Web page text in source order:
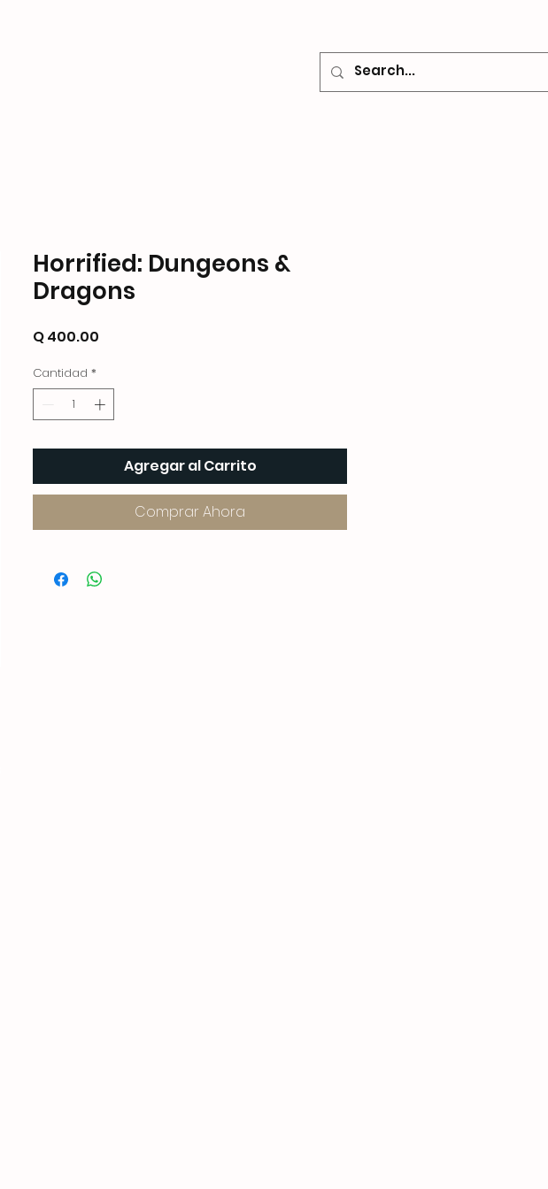
Horrified: Dungeons &
Dragons
Q 400.00
Cantidad *
Agregar al Carrito
Comprar Ahora